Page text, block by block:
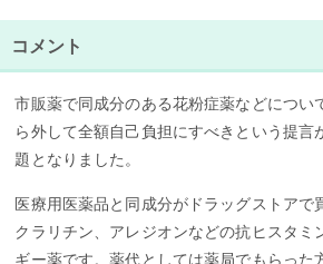
コメント
市販薬で同成分のある花粉症薬などについ
ら外して全額自己負担にすべきという提言
題となりました。
医療用医薬品と同成分がドラッグストアで
クラリチン、アレジオンなどの抗ヒスタミ
ギー薬です。薬代としては薬局でもらった